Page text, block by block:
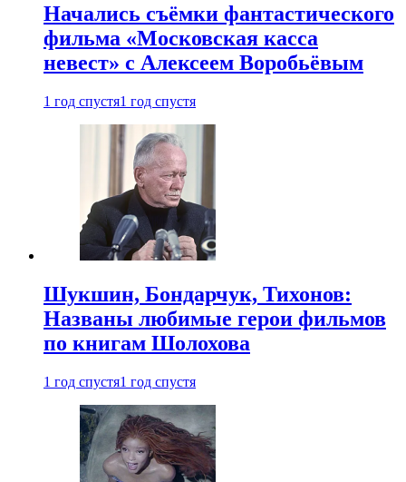
Начались съёмки фантастического
фильма «Московская касса
невест» с Алексеем Воробьёвым
1 год спустя1 год спустя
Шукшин, Бондарчук, Тихонов:
Названы любимые герои фильмов
по книгам Шолохова
1 год спустя1 год спустя